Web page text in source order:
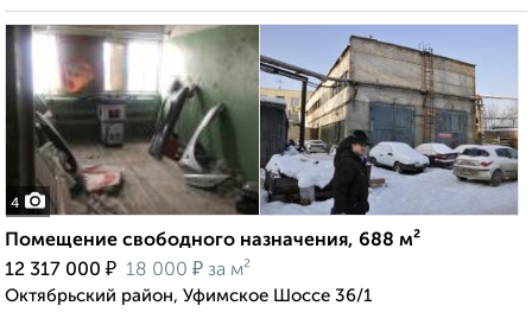
4
Помещение свободного назначения, 688 м²
12 317 000 ₽ 18 000 ₽ за м²
Октябрьский район, Уфимское Шоссе 36/1